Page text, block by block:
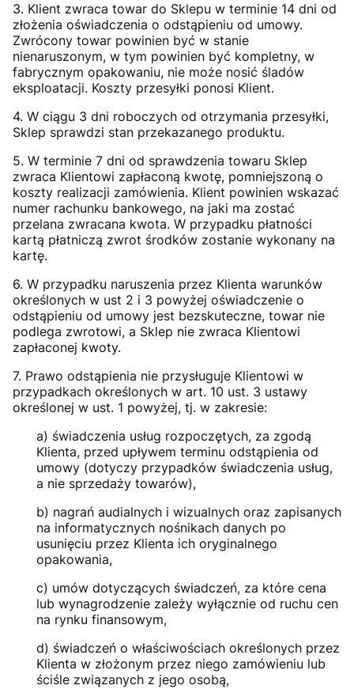
3. Klient zwraca towar do Sklepu w terminie 14 dni od
złożenia oświadczenia o odstąpieniu od umowy.
Zwrócony towar powinien być w stanie
nienaruszonym, w tym powinien być kompletny, w
fabrycznym opakowaniu, nie może nosić śladów
eksploatacji. Koszty przesyłki ponosi Klient.
4. W ciągu 3 dni roboczych od otrzymania przesyłki,
Sklep sprawdzi stan przekazanego produktu.
5. W terminie 7 dni od sprawdzenia towaru Sklep
zwraca Klientowi zapłaconą kwotę, pomniejszoną o
koszty realizacji zamówienia. Klient powinien wskazać
numer rachunku bankowego, na jaki ma zostać
przelana zwracana kwota. W przypadku płatności
kartą płatniczą zwrot środków zostanie wykonany na
kartę.
6. W przypadku naruszenia przez Klienta warunków
określonych w ust 2 i 3 powyżej oświadczenie o
odstąpieniu od umowy jest bezskuteczne, towar nie
podlega zwrotowi, a Sklep nie zwraca Klientowi
zapłaconej kwoty.
7. Prawo odstąpienia nie przysługuje Klientowi w
przypadkach określonych w art. 10 ust. 3 ustawy
określonej w ust. 1 powyżej, tj. w zakresie:
a) świadczenia usług rozpoczętych, za zgodą
Klienta, przed upływem terminu odstąpienia od
umowy (dotyczy przypadków świadczenia usług,
a nie sprzedaży towarów),
b) nagrań audialnych i wizualnych oraz zapisanych
na informatycznych nośnikach danych po
usunięciu przez Klienta ich oryginalnego
opakowania,
c) umów dotyczących świadczeń, za które cena
lub wynagrodzenie zależy wyłącznie od ruchu cen
na rynku finansowym,
d) świadczeń o właściwościach określonych przez
Klienta w złożonym przez niego zamówieniu lub
ściśle związanych z jego osobą,